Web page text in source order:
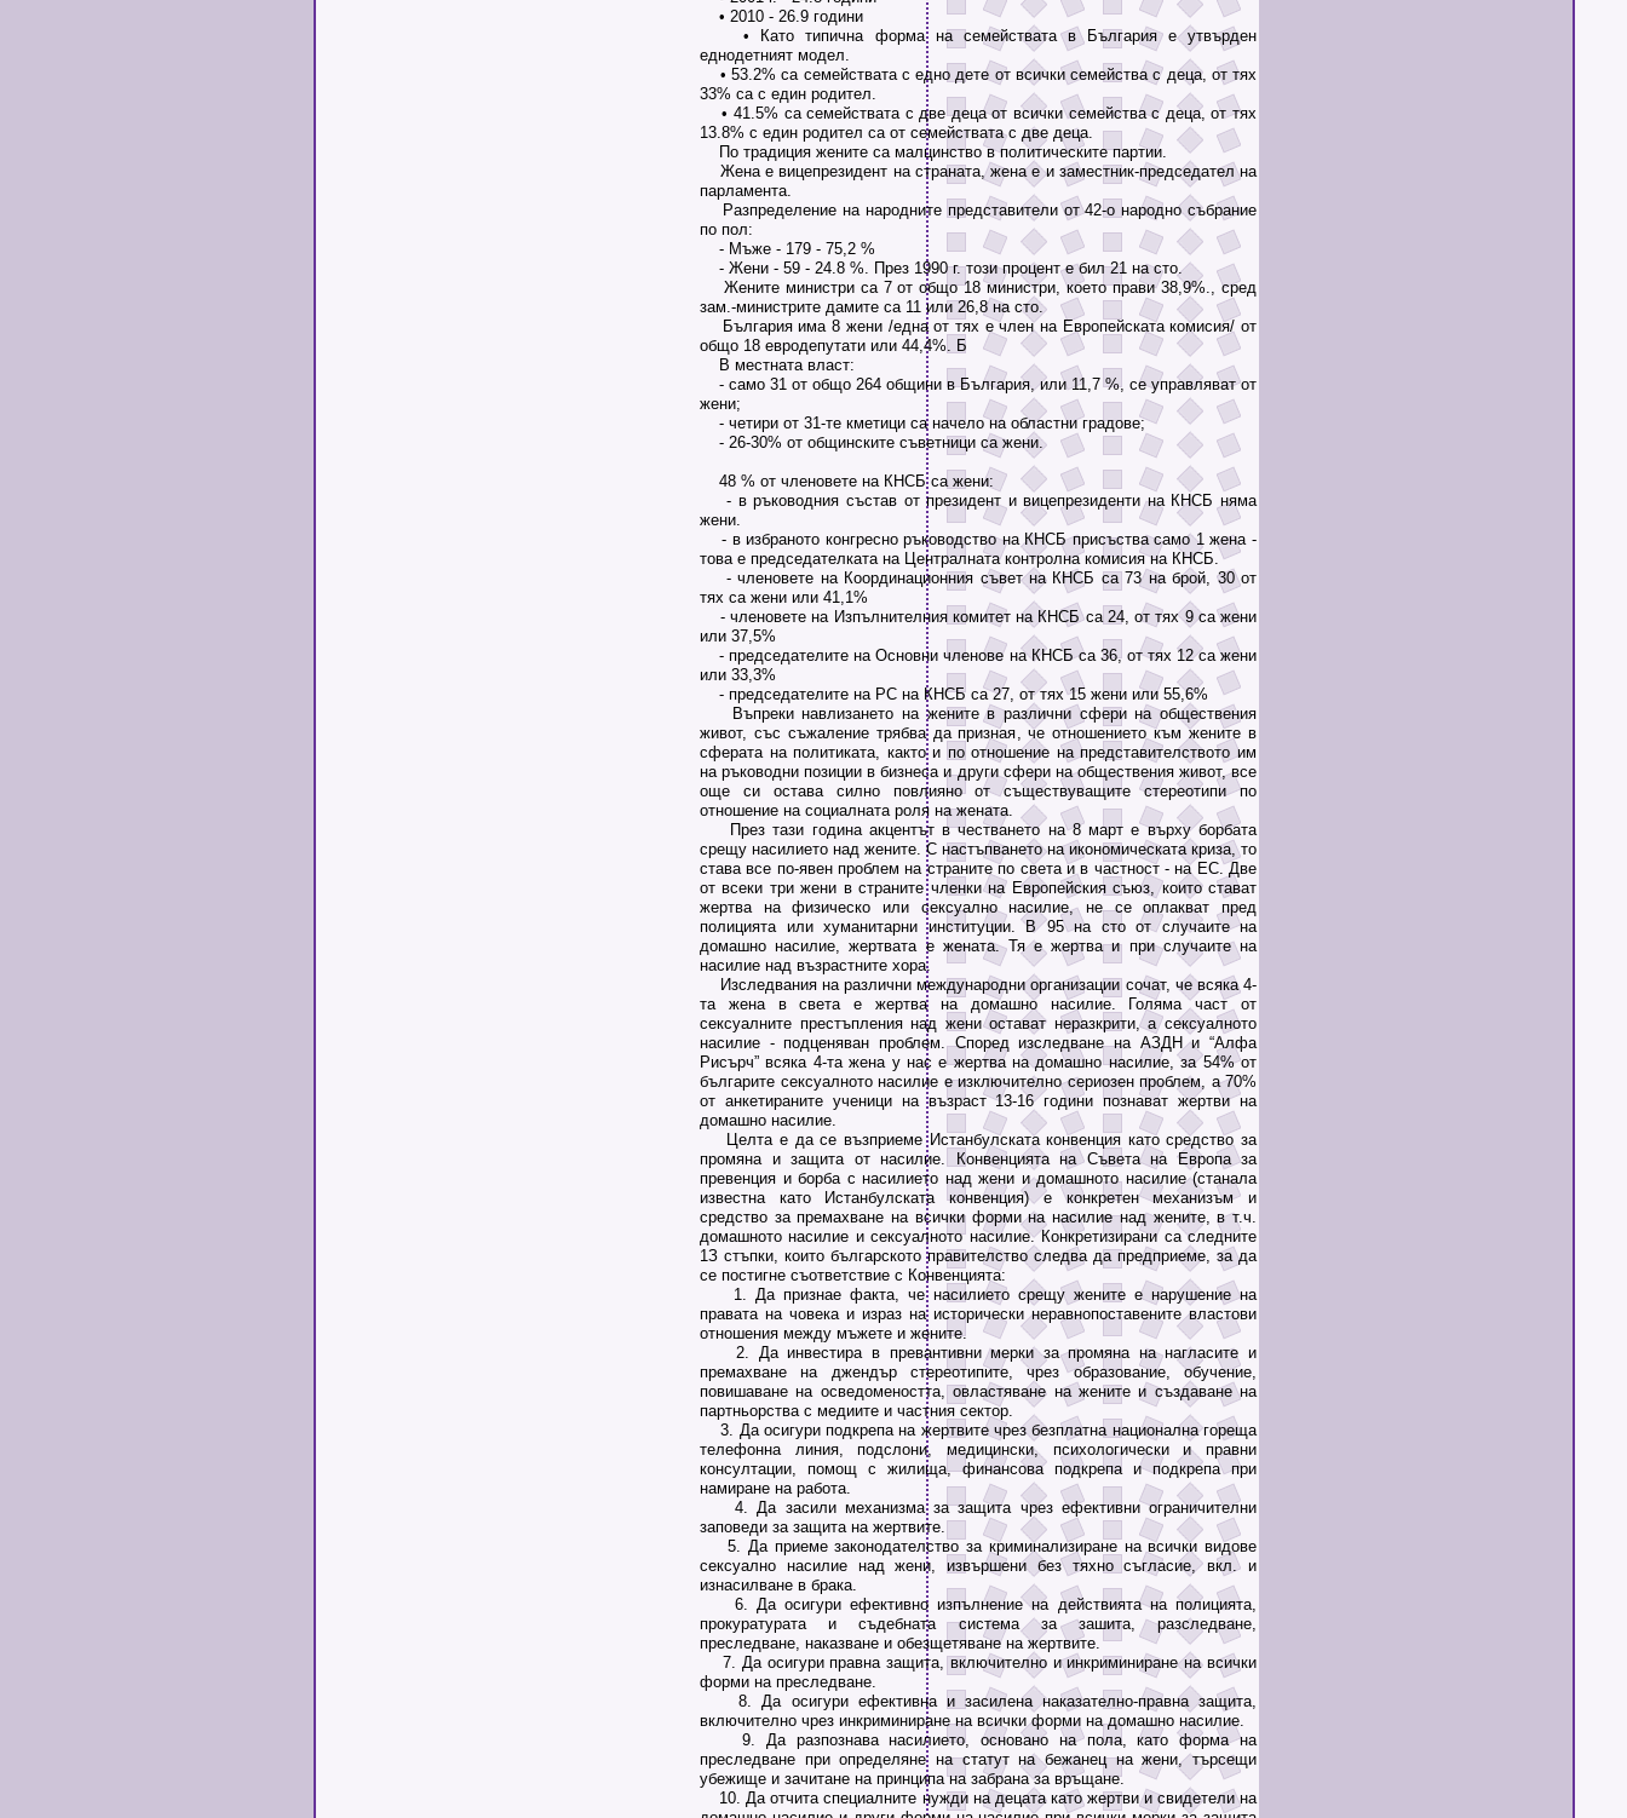
• 2010 ‐ 26.9 години
• Като типична форма на семействата в България е утвърден
еднодетният модел.
• 53.2% са семействата с едно дете от всички семейства с деца, от тях
33% са с един родител.
• 41.5% са семействата с две деца от всички семейства с деца, от тях
13.8% с един родител са от семействата с две деца.
По традиция жените са малцинство в политическите партии.
Жена е вицепрезидент на страната, жена е и заместник-председател на
парламента.
Разпределение на народните представители от 42-о народно събрание
по пол:
- Мъже - 179 - 75,2 %
- Жени - 59 - 24.8 %. През 1990 г. този процент е бил 21 на сто.
Жените министри са 7 от общо 18 министри, което прави 38,9%., сред
зам.-министрите дамите са 11 или 26,8 на сто.
България има 8 жени /една от тях е член на Европейската комисия/ от
общо 18 евродепутати или 44,4%. Б
В местната власт:
- само 31 от общо 264 общини в България, или 11,7 %, се управляват от
жени;
- четири от 31-те кметици са начело на областни градове;
- 26-30% от общинските съветници са жени.
48 % от членовете на КНСБ са жени:
- в ръководния състав от президент и вицепрезиденти на КНСБ няма
жени.
- в избраното конгресно ръководство на КНСБ присъства само 1 жена -
това е председателката на Централната контролна комисия на КНСБ.
- членовете на Координационния съвет на КНСБ са 73 на брой, 30 от
тях са жени или 41,1%
- членовете на Изпълнителния комитет на КНСБ са 24, от тях 9 са жени
или 37,5%
- председателите на Основни членове на КНСБ са 36, от тях 12 са жени
или 33,3%
- председателите на РС на КНСБ са 27, от тях 15 жени или 55,6%
Въпреки навлизането на жените в различни сфери на обществения
живот, със съжаление трябва да призная, че отношението към жените в
сферата на политиката, както и по отношение на представителството им
на ръководни позиции в бизнеса и други сфери на обществения живот, все
още си остава силно повлияно от съществуващите стереотипи по
отношение на социалната роля на жената.
През тази година акцентът в честването на 8 март е върху борбата
срещу насилието над жените. С настъпването на икономическата криза, то
става все по-явен проблем на страните по света и в частност - на ЕС. Две
от всеки три жени в страните членки на Европейския съюз, които стават
жертва на физическо или сексуално насилие, не се оплакват пред
полицията или хуманитарни институции. В 95 на сто от случаите на
домашно насилие, жертвата е жената. Тя е жертва и при случаите на
насилие над възрастните хора.
Изследвания на различни международни организации сочат, че всяка 4-
та жена в света е жертва на домашно насилие. Голяма част от
сексуалните престъпления над жени остават неразкрити, а сексуалното
насилие - подценяван проблем. Според изследване на АЗДН и “Алфа
Рисърч” всяка 4-та жена у нас е жертва на домашно насилие, за 54% от
българите сексуалното насилие е изключително сериозен проблем, а 70%
от анкетираните ученици на възраст 13-16 години познават жертви на
домашно насилие.
Целта е да се възприеме Истанбулската конвенция като средство за
промяна и защита от насилие. Конвенцията на Съвета на Европа за
превенция и борба с насилието над жени и домашното насилие (станала
известна като Истанбулската конвенция) е конкретен механизъм и
средство за премахване на всички форми на насилие над жените, в т.ч.
домашното насилие и сексуалното насилие. Конкретизирани са следните
1З стъпки, които българското правителство следва да предприеме, за да
се постигне съответствие с Конвенцията:
1. Да признае факта, че насилието срещу жените е нарушение на
правата на човека и израз на исторически неравнопоставените властови
отношения между мъжете и жените.
2. Да инвестира в превантивни мерки за промяна на нагласите и
премахване на джендър стереотипите, чрез образование, обучение,
повишаване на осведомеността, овластяване на жените и създаване на
партньорства с медиите и частния сектор.
3. Да осигури подкрепа на жертвите чрез безплатна национална гореща
телефонна линия, подслони, медицински, психологически и правни
консултации, помощ с жилища, финансова подкрепа и подкрепа при
намиране на работа.
4. Да засили механизма за защита чрез ефективни ограничителни
заповеди за защита на жертвите.
5. Да приеме законодателство за криминализиране на всички видове
сексуално насилие над жени, извършени без тяхно съгласие, вкл. и
изнасилване в брака.
6. Да осигури ефективно изпълнение на действията на полицията,
прокуратурата и съдебната система за зашита, разследване,
преследване, наказване и обезщетяване на жертвите.
7. Да осигури правна защита, включително и инкриминиране на всички
форми на преследване.
8. Да осигури ефективна и засилена наказателно-правна защита,
включително чрез инкриминиране на всички форми на домашно насилие.
9. Да разпознава насилието, основано на пола, като форма на
преследване при определяне на статут на бежанец на жени, търсещи
убежище и зачитане на принципа на забрана за връщане.
10. Да отчита специалните нужди на децата като жертви и свидетели на